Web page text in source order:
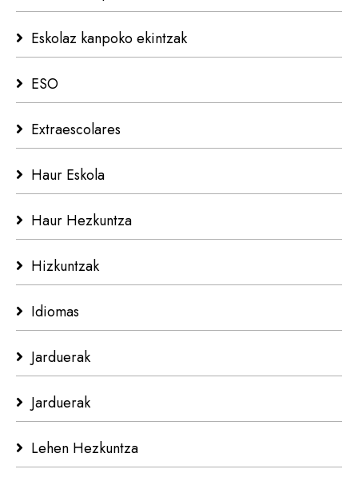
Eskolaz kanpoko ekintzak
ESO
Extraescolares
Haur Eskola
Haur Hezkuntza
Hizkuntzak
Idiomas
Jarduerak
Jarduerak
Lehen Hezkuntza